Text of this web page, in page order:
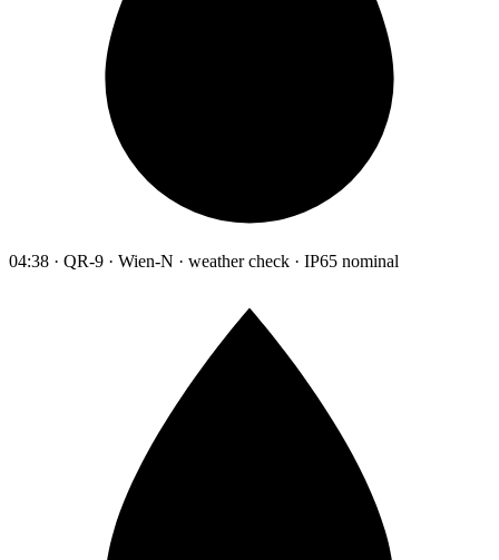
04:38 · QR-9 · Wien-N · weather check · IP65 nominal